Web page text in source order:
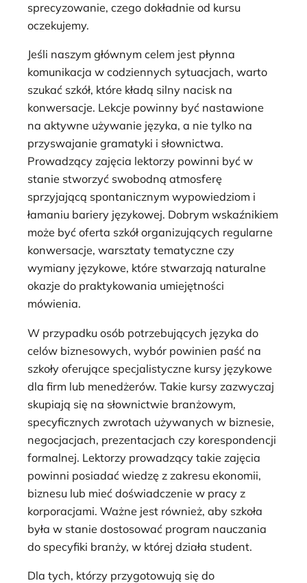
sprecyzowanie, czego dokładnie od kursu
oczekujemy.
Jeśli naszym głównym celem jest płynna
komunikacja w codziennych sytuacjach, warto
szukać szkół, które kładą silny nacisk na
konwersacje. Lekcje powinny być nastawione
na aktywne używanie języka, a nie tylko na
przyswajanie gramatyki i słownictwa.
Prowadzący zajęcia lektorzy powinni być w
stanie stworzyć swobodną atmosferę
sprzyjającą spontanicznym wypowiedziom i
łamaniu bariery językowej. Dobrym wskaźnikiem
może być oferta szkół organizujących regularne
konwersacje, warsztaty tematyczne czy
wymiany językowe, które stwarzają naturalne
okazje do praktykowania umiejętności
mówienia.
W przypadku osób potrzebujących języka do
celów biznesowych, wybór powinien paść na
szkoły oferujące specjalistyczne kursy językowe
dla firm lub menedżerów. Takie kursy zazwyczaj
skupiają się na słownictwie branżowym,
specyficznych zwrotach używanych w biznesie,
negocjacjach, prezentacjach czy korespondencji
formalnej. Lektorzy prowadzący takie zajęcia
powinni posiadać wiedzę z zakresu ekonomii,
biznesu lub mieć doświadczenie w pracy z
korporacjami. Ważne jest również, aby szkoła
była w stanie dostosować program nauczania
do specyfiki branży, w której działa student.
Dla tych, którzy przygotowują się do